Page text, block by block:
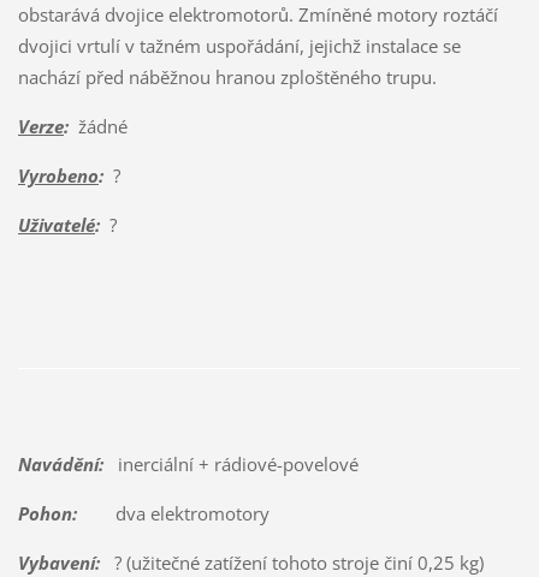
obstarává dvojice elektromotorů. Zmíněné motory roztáčí
dvojici vrtulí v tažném uspořádání, jejichž instalace se
nachází před náběžnou hranou zploštěného trupu.
Verze:žádné
Vyrobeno:?
Uživatelé:?
Navádění:inerciální + rádiové-povelové
Pohon:dva elektromotory
Vybavení:? (užitečné zatížení tohoto stroje činí 0,25 kg)